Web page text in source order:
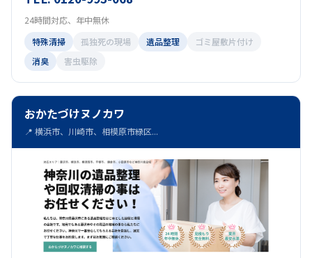
24時間対応、年中無休
特殊清掃
孤独死の現場 遺品整理
ゴミ屋敷片付け
消臭
害虫駆除
おかたづけヌノカワ
📍 横浜市、川崎市、相模原市緑区...